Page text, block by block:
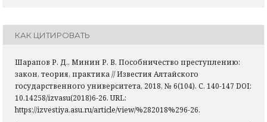
КАК ЦИТИРОВАТЬ
Шарапов Р. Д., Минин Р. В. Пособничество преступлению:
закон, теория, практика // Известия Алтайского
государственного университета, 2018, № 6(104). С. 140-147 DOI:
10.14258/izvasu(2018)6-26. URL:
https://izvestiya.asu.ru/article/view/%282018%296-26.